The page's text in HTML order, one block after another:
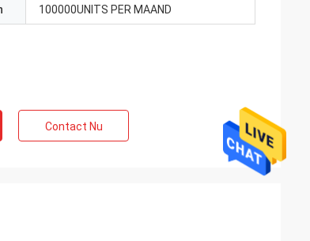
100000UNITS PER MAAND
Contact Nu